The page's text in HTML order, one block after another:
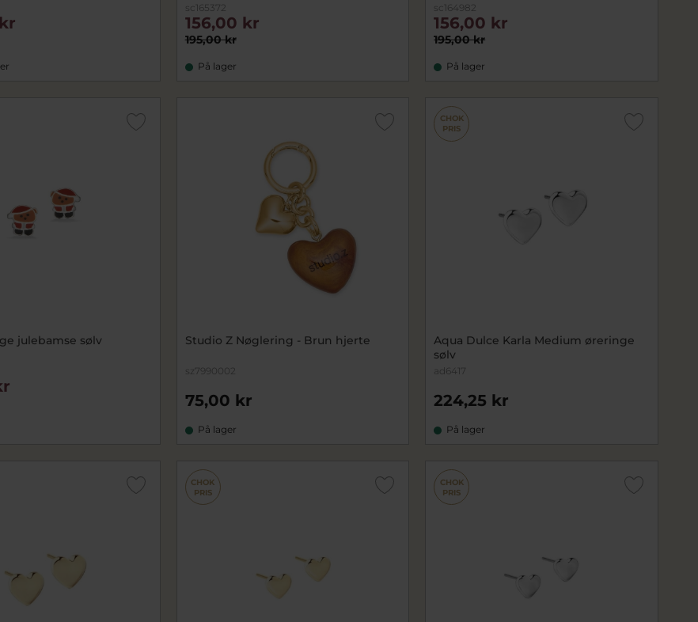
sc165372
195,00 kr
156,00 kr
På lager
sc164982
195,00 kr
156,00 kr
På lager
julebamse sølv Studio Z Nøglering - Brun hjerte
sz7990002
75,00 kr
På lager
CHOK
PRIS
Aqua Dulce Karla Medium øreringe
sølv
ad6417
224,25 kr
På lager
CHOK
PRIS
CHOK
PRIS